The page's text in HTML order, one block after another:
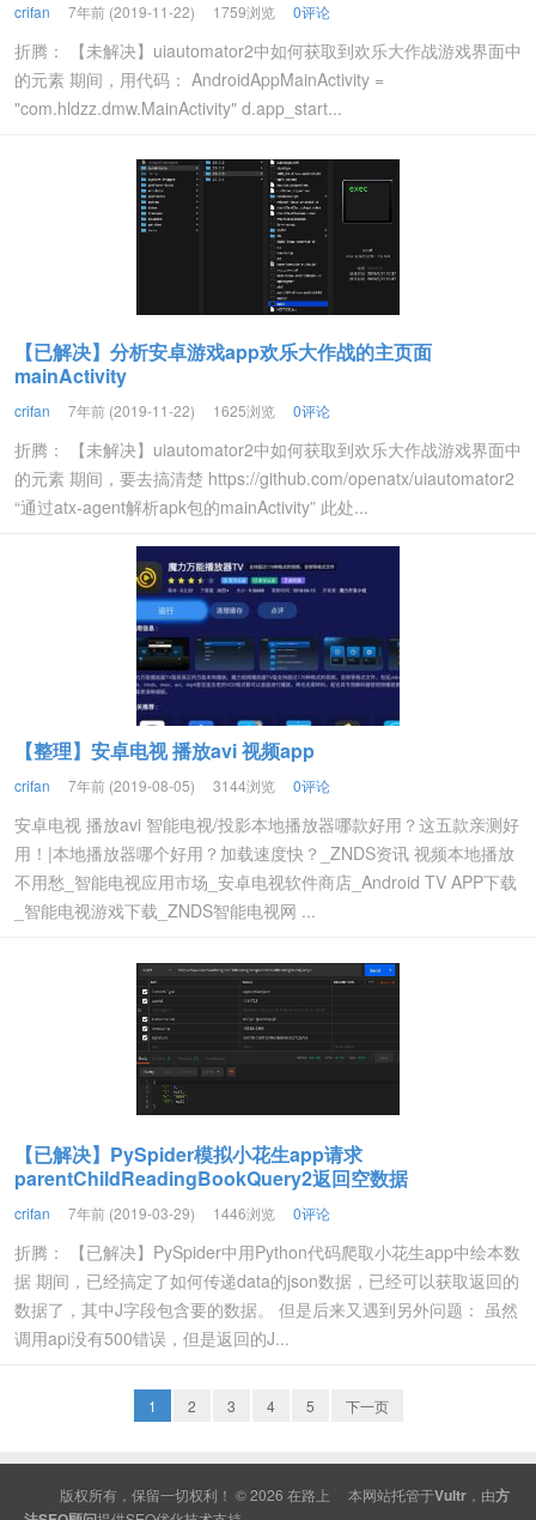
crifan 7年前 (2019-11-22) 1759浏览 0评论
折腾： 【未解决】uiautomator2中如何获取到欢乐大作战游戏界面中
的元素 期间，用代码： AndroidAppMainActivity =
"com.hldzz.dmw.MainActivity" d.app_start...
【已解决】分析安卓游戏app欢乐大作战的主页面
mainActivity
crifan 7年前 (2019-11-22) 1625浏览 0评论
折腾： 【未解决】uiautomator2中如何获取到欢乐大作战游戏界面中
的元素 期间，要去搞清楚 https://github.com/openatx/uiautomator2
“通过atx-agent解析apk包的mainActivity” 此处...
【整理】安卓电视 播放avi 视频app
crifan 7年前 (2019-08-05) 3144浏览 0评论
安卓电视 播放avi 智能电视/投影本地播放器哪款好用？这五款亲测好
用！|本地播放器哪个好用？加载速度快？_ZNDS资讯 视频本地播放
不用愁_智能电视应用市场_安卓电视软件商店_Android TV APP下载
_智能电视游戏下载_ZNDS智能电视网 ...
【已解决】PySpider模拟小花生app请求
parentChildReadingBookQuery2返回空数据
crifan 7年前 (2019-03-29) 1446浏览 0评论
折腾： 【已解决】PySpider中用Python代码爬取小花生app中绘本数
据 期间，已经搞定了如何传递data的json数据，已经可以获取返回的
数据了，其中J字段包含要的数据。 但是后来又遇到另外问题： 虽然
调用api没有500错误，但是返回的J...
1 2 3 4 5 下一页
版权所有，保留一切权利！ © 2026 在路上 本网站托管于Vultr ，由方